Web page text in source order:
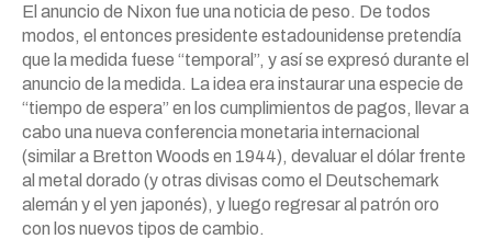
El anuncio de Nixon fue una noticia de peso. De todos
modos, el entonces presidente estadounidense pretendía
que la medida fuese “temporal”, y así se expresó durante el
anuncio de la medida. La idea era instaurar una especie de
“tiempo de espera” en los cumplimientos de pagos, llevar a
cabo una nueva conferencia monetaria internacional
(similar a Bretton Woods en 1944), devaluar el dólar frente
al metal dorado (y otras divisas como el Deutschemark
alemán y el yen japonés), y luego regresar al patrón oro
con los nuevos tipos de cambio.